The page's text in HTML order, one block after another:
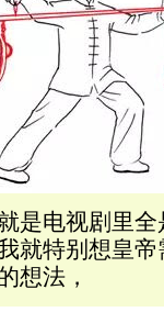
是电视剧里
就特别想皇
想法，